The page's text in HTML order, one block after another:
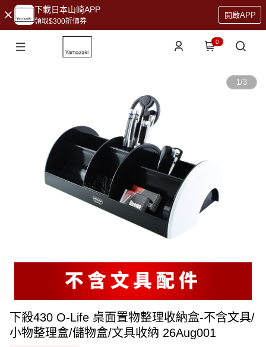
下載日本山崎APP
領取$300折價券
開啟APP
0
1/3
下殺430 O-Life 桌面置物整理收納盒-不含文具/
小物整理盒/儲物盒/文具收納 26Aug001